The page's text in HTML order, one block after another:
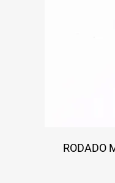
RODADO